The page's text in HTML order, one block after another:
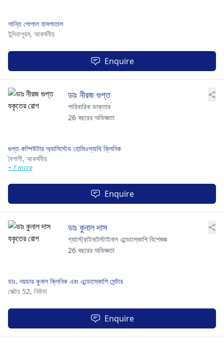
শান্তি গোপাল হাসপাতাল
ইন্দিরাপুরম, আকর্ষনীয়
Enquire
ডাঃ নীরজ গুপ্ত
পারিবারিক ডাক্তার
26 বছরের অভিজ্ঞতা
গুপ্ত কম্পিউটার অ্যাসিস্টেড হোমিওপ্যাথি ক্লিনিক
বৈশালী, আকর্ষনীয়
+ 1 more
Enquire
ডাঃ কুনাল দাস
গ্যাস্ট্রোইনটেস্টাইনাল এন্ডোস্কোপি বিশেষজ্ঞ
26 বছরের অভিজ্ঞতা
ডাঃ. নয়ডার কুনাল ক্লিনিক এবং এন্ডোস্কোপি সেন্টার
সেক্টর 52, নিউদা
Enquire